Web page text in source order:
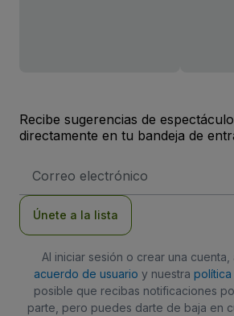
Recibe sugerencias de
directamente en tu bandeja de
de
Únete a la lista
Al iniciar sesión o crear una
acuerdo de usuario y nuestra
posible que recibas notificaciones
parte, pero puedes darte de baja en